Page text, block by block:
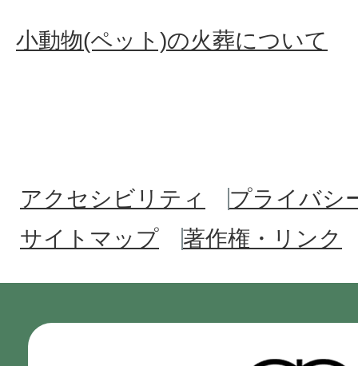
小動物(ペット)の火葬について
アクセシビリティ
プライバシ
サイトマップ
著作権・リンク